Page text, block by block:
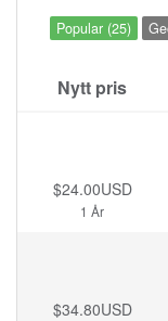
Popular (25)
Nytt pris
$24.00USD
1 År
$34.80USD